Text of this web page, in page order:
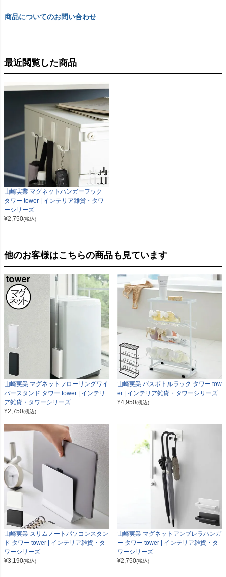
商品についてのお問い合わせ
最近閲覧した商品
山崎実業 マグネットハンガーフック
タワー tower | インテリア雑貨・タワ
ーシリーズ
¥2,750(税込)
他のお客様はこちらの商品も見ています
山崎実業 マグネットフローリングワイ
パースタンド タワー tower | インテリ
ア雑貨・タワーシリーズ
¥2,750(税込)
山崎実業 バスボトルラック タワー tow
er | インテリア雑貨・タワーシリーズ
¥4,950(税込)
山崎実業 スリムノートパソコンスタン
ド タワー tower | インテリア雑貨・タ
ワーシリーズ
¥3,190(税込)
山崎実業 マグネットアンブレラハンガ
ー タワー tower | インテリア雑貨・タ
ワーシリーズ
¥2,750(税込)